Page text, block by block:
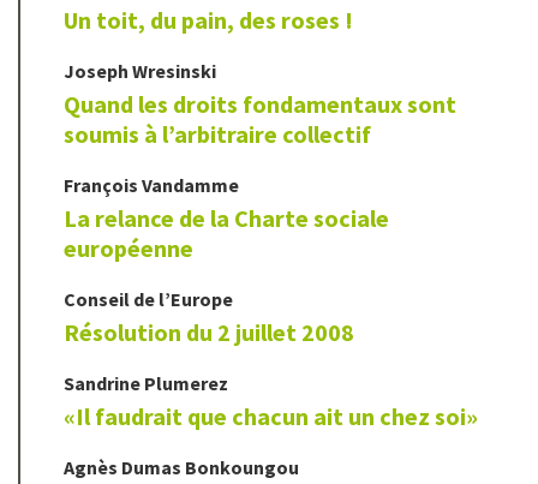
Un toit, du pain, des roses !
Joseph Wresinski
Quand les droits fondamentaux sont
soumis à l’arbitraire collectif
François Vandamme
La relance de la Charte sociale
européenne
Conseil de l’Europe
Résolution du 2 juillet 2008
Sandrine Plumerez
«Il faudrait que chacun ait un chez soi»
Agnès Dumas Bonkoungou